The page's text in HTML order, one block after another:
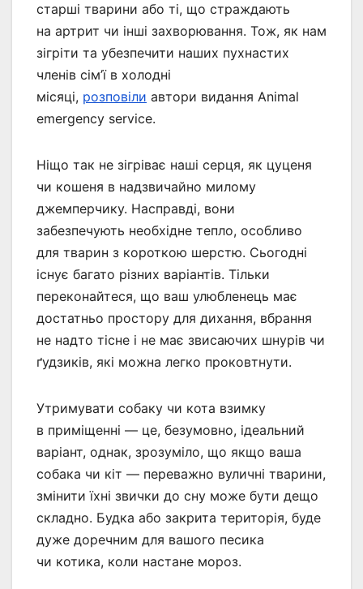
старші тварини або ті, що страждають
на артрит чи інші захворювання. Тож, як нам
зігріти та убезпечити наших пухнастих
членів сім’ї в холодні
місяці, розповіли автори видання Animal
emergency service.
Ніщо так не зігріває наші серця, як цуценя
чи кошеня в надзвичайно милому
джемперчику. Насправді, вони
забезпечують необхідне тепло, особливо
для тварин з короткою шерстю. Сьогодні
існує багато різних варіантів. Тільки
переконайтеся, що ваш улюбленець має
достатньо простору для дихання, вбрання
не надто тісне і не має звисаючих шнурів чи
ґудзиків, які можна легко проковтнути.
Утримувати собаку чи кота взимку
в приміщенні — це, безумовно, ідеальний
варіант, однак, зрозуміло, що якщо ваша
собака чи кіт — переважно вуличні тварини,
змінити їхні звички до сну може бути дещо
складно. Будка або закрита територія, буде
дуже доречним для вашого песика
чи котика, коли настане мороз.